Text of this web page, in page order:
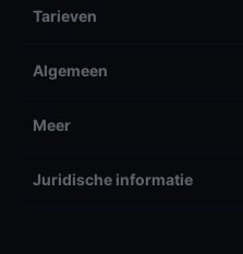
Tarieven
Algemeen
Meer
Juridische informatie